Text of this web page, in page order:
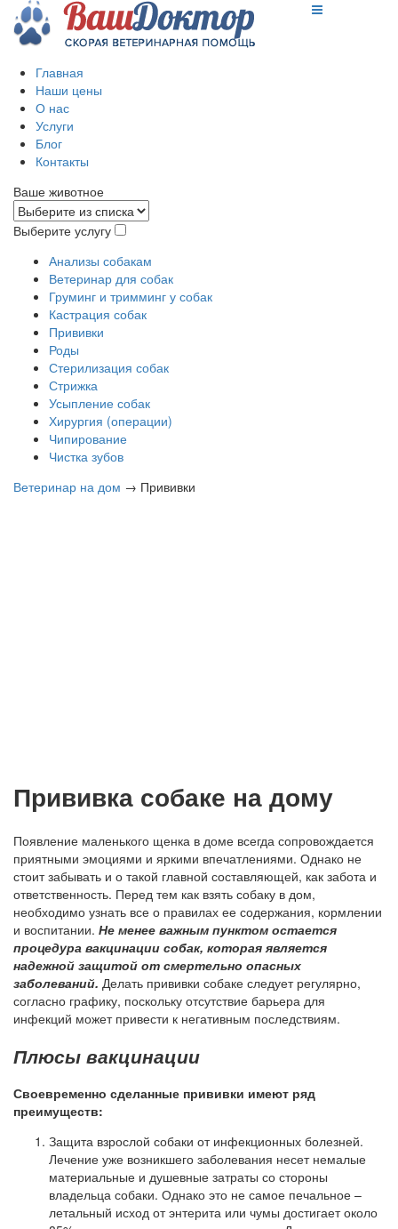
Главная
Наши цены
О нас
Услуги
Блог
Контакты
Ваше животное
Выберите услугу
Анализы собакам
Ветеринар для собак
Груминг и тримминг у собак
Кастрация собак
Прививки
Роды
Стерилизация собак
Стрижка
Усыпление собак
Хирургия (операции)
Чипирование
Чистка зубов
Ветеринар на дом → Прививки
Прививка собаке на дому
Появление маленького щенка в доме всегда сопровождается
приятными эмоциями и яркими впечатлениями. Однако не
стоит забывать и о такой главной составляющей, как забота и
ответственность. Перед тем как взять собаку в дом,
необходимо узнать все о правилах ее содержания, кормлении
и воспитании. Не менее важным пунктом остается
процедура вакцинации собак, которая является
надежной защитой от смертельно опасных
заболеваний. Делать прививки собаке следует регулярно,
согласно графику, поскольку отсутствие барьера для
инфекций может привести к негативным последствиям.
Плюсы вакцинации
Своевременно сделанные прививки имеют ряд
преимуществ:
Защита взрослой собаки от инфекционных болезней.
Лечение уже возникшего заболевания несет немалые
материальные и душевные затраты со стороны
владельца собаки. Однако это не самое печальное –
летальный исход от энтерита или чумы достигает около